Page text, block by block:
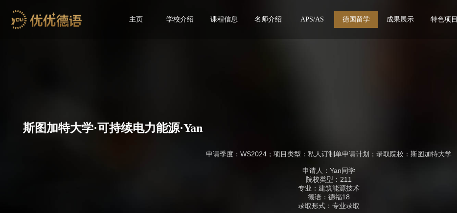
主页 学校介绍 课程信息 名师介绍 APS/AS 德国留学 成果展示 特色项目
斯图加特大学·可持续电力能源·Yan
申请季度：WS2024；项目类型：私人订制单申请计划；录取院校：斯图加特大学
申请人：Yan同学
院校类型：211
专业：建筑能源技术
德语：德福18
录取形式：专业录取